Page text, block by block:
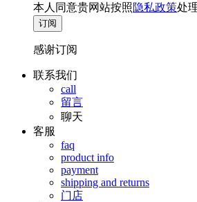
本人同意贵网站按照隐私政策处
订阅
感谢订阅
联系我们
call
留言
聊天
客服
faq
product info
payment
shipping and returns
门店